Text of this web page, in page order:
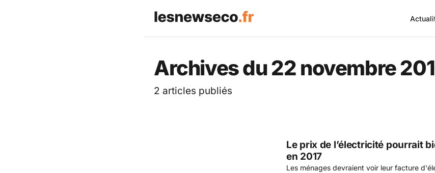
Les News Eco .fr — L'information
Archives du 22 novembre
2 articles publiés
Le prix de l’électricité pourrait
en 2017
Les ménages devraient voir leur facture